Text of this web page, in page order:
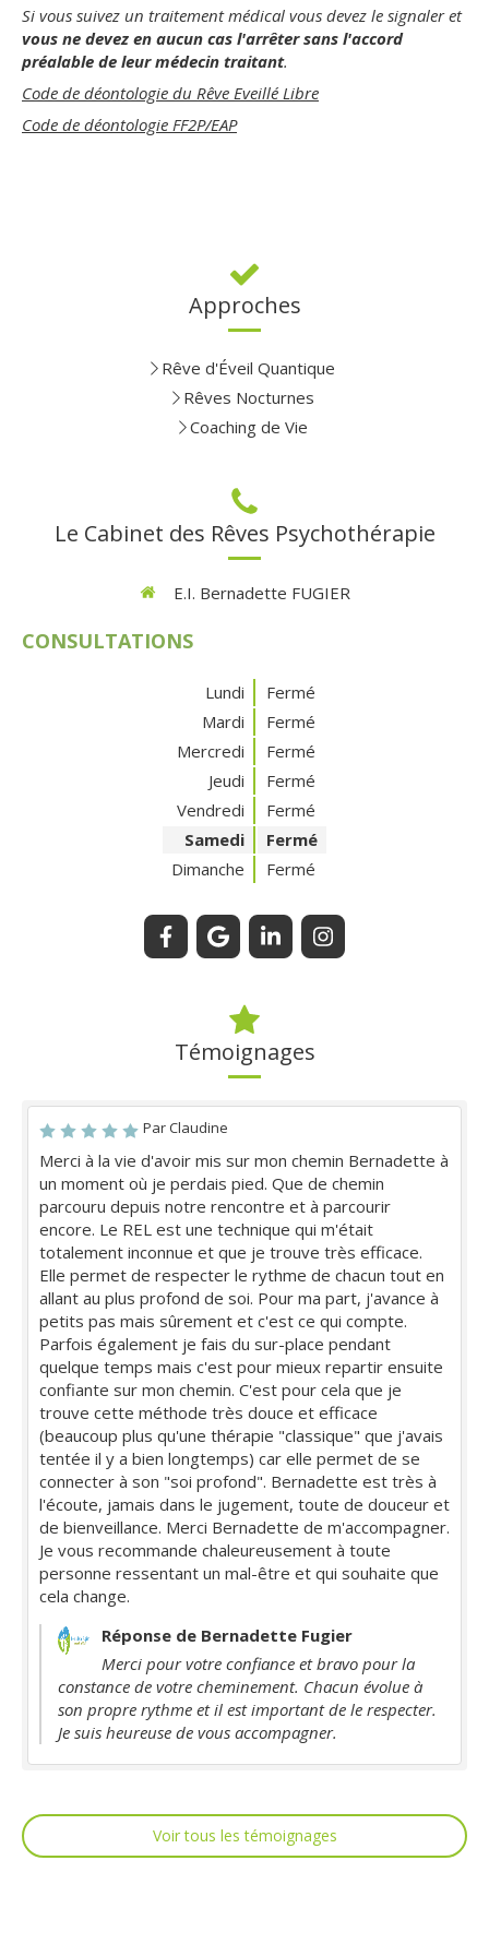
Si vous suivez un traitement médical vous devez le signaler et
vous ne devez en aucun cas l'arrêter sans l'accord
préalable de leur médecin traitant.
Code de déontologie du Rêve Eveillé Libre
Code de déontologie FF2P/EAP
Approches
Rêve d'Éveil Quantique
Rêves Nocturnes
Coaching de Vie
Le Cabinet des Rêves Psychothérapie
E.I. Bernadette FUGIER
CONSULTATIONS
Lundi
Fermé
Mardi
Fermé
Mercredi
Fermé
Jeudi
Fermé
Vendredi
Fermé
Samedi
Fermé
Dimanche
Fermé
Témoignages
Par Claudine
Merci à la vie d'avoir mis sur mon chemin Bernadette à
un moment où je perdais pied. Que de chemin
parcouru depuis notre rencontre et à parcourir
encore. Le REL est une technique qui m'était
totalement inconnue et que je trouve très efficace.
Elle permet de respecter le rythme de chacun tout en
allant au plus profond de soi. Pour ma part, j'avance à
petits pas mais sûrement et c'est ce qui compte.
Parfois également je fais du sur-place pendant
quelque temps mais c'est pour mieux repartir ensuite
confiante sur mon chemin. C'est pour cela que je
trouve cette méthode très douce et efficace
(beaucoup plus qu'une thérapie "classique" que j'avais
tentée il y a bien longtemps) car elle permet de se
connecter à son "soi profond". Bernadette est très à
l'écoute, jamais dans le jugement, toute de douceur et
de bienveillance. Merci Bernadette de m'accompagner.
Je vous recommande chaleureusement à toute
personne ressentant un mal-être et qui souhaite que
cela change.
Réponse de Bernadette Fugier
Merci pour votre confiance et bravo pour la
constance de votre cheminement. Chacun évolue à
son propre rythme et il est important de le respecter.
Je suis heureuse de vous accompagner.
Voir tous les témoignages